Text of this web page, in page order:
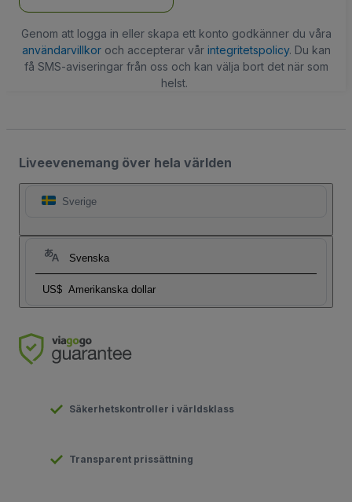
Genom att logga in eller skapa ett konto godkänner du våra
användarvillkoroch accepterar vår integritetspolicy. Du kan
få SMS-aviseringar från oss och kan välja bort det när som
helst.
Liveevenemang över hela världen
Sverige
Svenska
US$ Amerikanska dollar
Säkerhetskontroller i världsklass
Transparent prissättning